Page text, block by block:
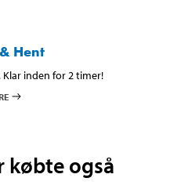
Hent
inden for 2 timer!
købte også